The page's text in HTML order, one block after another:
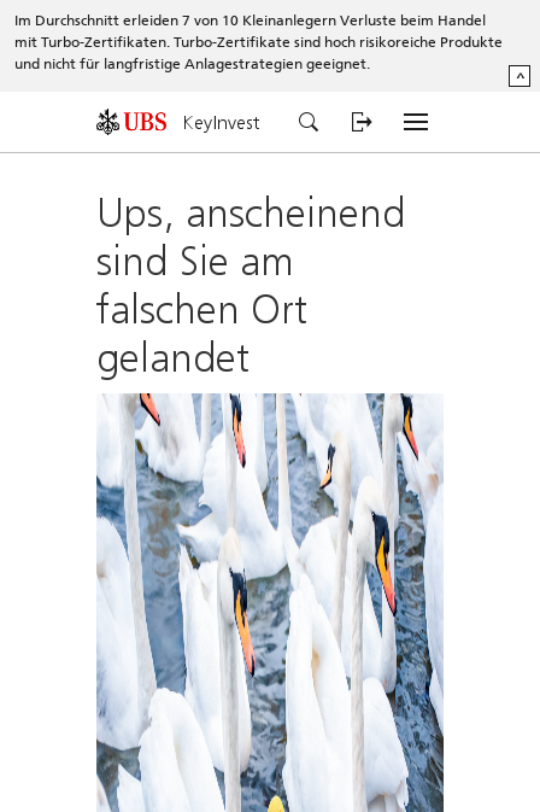
Im Durchschnitt erleiden 7 von 10 Kleinanlegern Verluste beim Handel
mit Turbo-Zertifikaten. Turbo-Zertifikate sind hoch risikoreiche Produkte
und nicht für langfristige Anlagestrategien geeignet.
^
KeyInvest
Ups, anscheinend
sind Sie am
falschen Ort
gelandet